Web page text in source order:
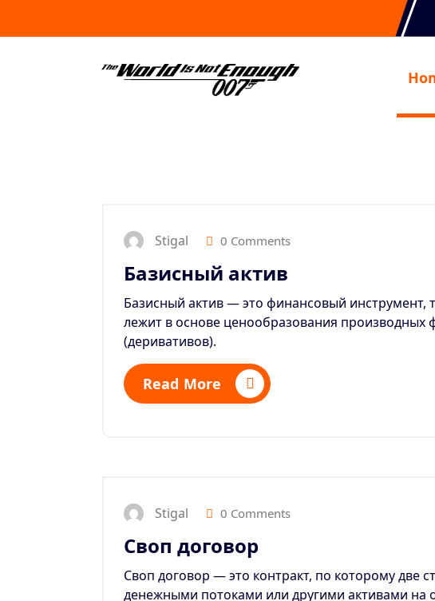
Stigal 0 Comments
Базисный актив
Базисный актив — это финансовый инструмент,
лежит в основе ценообразования производных
(деривативов).
Read More
Stigal 0 Comments
Своп договор
Своп договор — это контракт, по которому две
денежными потоками или другими активами на